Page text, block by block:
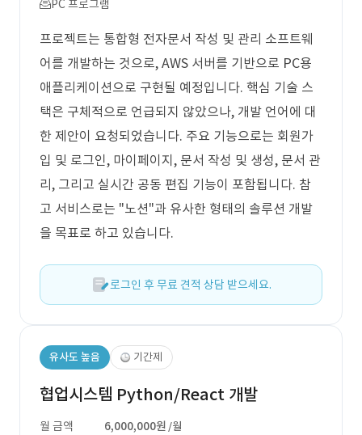
PC 프로그램
프로젝트는 통합형 전자문서 작성 및 관리 소프트웨
어를 개발하는 것으로, AWS 서버를 기반으로 PC용
애플리케이션으로 구현될 예정입니다. 핵심 기술 스
택은 구체적으로 언급되지 않았으나, 개발 언어에 대
한 제안이 요청되었습니다. 주요 기능으로는 회원가
입 및 로그인, 마이페이지, 문서 작성 및 생성, 문서 관
리, 그리고 실시간 공동 편집 기능이 포함됩니다. 참
고 서비스로는 "노션"과 유사한 형태의 솔루션 개발
을 목표로 하고 있습니다.
로그인 후 무료 견적 상담 받으세요.
유사도 높음 기간제
협업시스템 Python/React 개발
월 금액 6,000,000원 /월